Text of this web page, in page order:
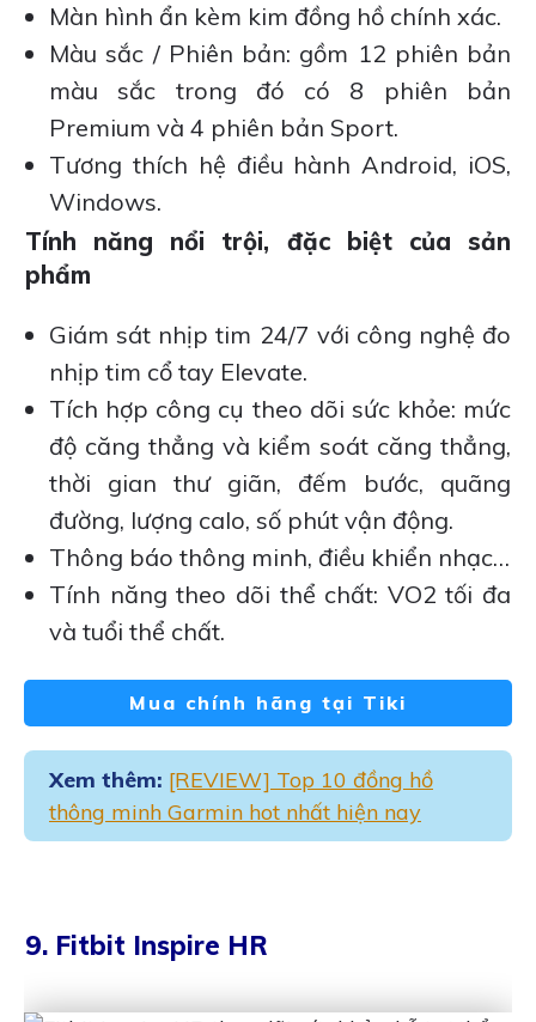
Màn hình ẩn kèm kim đồng hồ chính xác.
Màu sắc / Phiên bản: gồm 12 phiên bản
màu sắc trong đó có 8 phiên bản
Premium và 4 phiên bản Sport.
Tương thích hệ điều hành Android, iOS,
Windows.
Tính năng nổi trội, đặc biệt của sản
phẩm
Giám sát nhịp tim 24/7 với công nghệ đo
nhịp tim cổ tay Elevate.
Tích hợp công cụ theo dõi sức khỏe: mức
độ căng thẳng và kiểm soát căng thẳng,
thời gian thư giãn, đếm bước, quãng
đường, lượng calo, số phút vận động.
Thông báo thông minh, điều khiển nhạc…
Tính năng theo dõi thể chất: VO2 tối đa
và tuổi thể chất.
Mua chính hãng tại Tiki
Xem thêm: [REVIEW] Top 10 đồng hồ
thông minh Garmin hot nhất hiện nay
9. Fitbit Inspire HR